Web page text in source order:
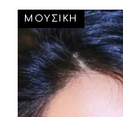
ΜΟΥΣΙΚΗ